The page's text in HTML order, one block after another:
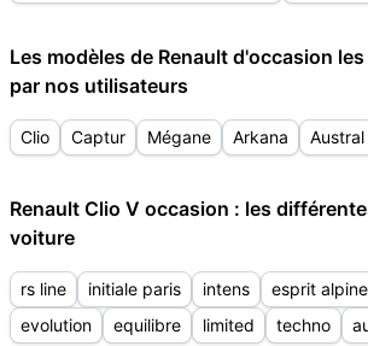
Les modèles de Renault d'occasion
par nos utilisateurs
Clio Captur Mégane Arkana Austral
Renault Clio V occasion : les
voiture
rs line initiale paris intens esprit alpine
evolution
equilibre limited techno